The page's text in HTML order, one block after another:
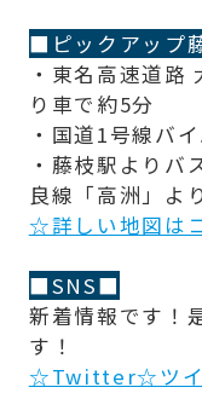
■ピックアップ
・東名高速道路
り車で約5分
・国道1号線バ
・藤枝駅よりバ
良線「高洲」よ
☆詳しい地図は
■SNS■
新着情報です！
す！
☆Twitter☆ツイ